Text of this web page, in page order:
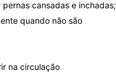
cansadas e inchadas;
quando não são
na circulação